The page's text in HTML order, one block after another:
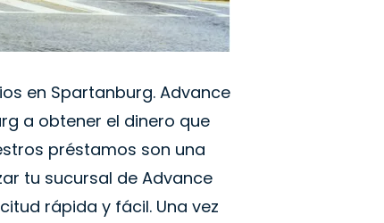
en Spartanburg. Advance
a obtener el dinero que
préstamos son una
tu sucursal de Advance
rápida y fácil. Una vez